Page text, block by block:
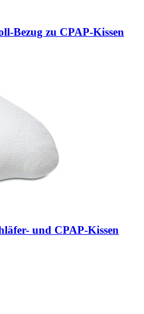
Bezug zu CPAP-Kissen
und CPAP-Kissen